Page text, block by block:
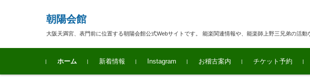
朝陽会館
大阪天満宮、表門前に位置する朝陽会館公式Webサイトです。 能楽関連情報や、能楽師上野三兄弟の活動
コンテンツに移動
ホーム
新着情報 Instagram お稽古案内 チケット予約